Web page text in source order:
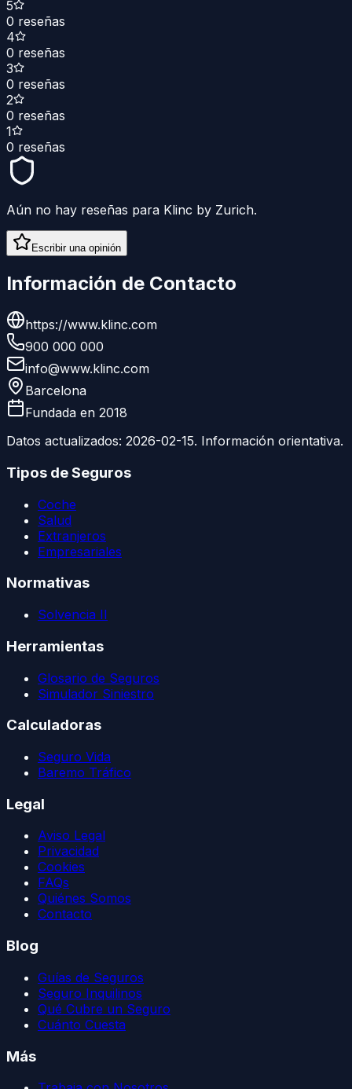
5
0 reseñas
4
0 reseñas
3
0 reseñas
2
0 reseñas
1
0 reseñas
Aún no hay reseñas para Klinc by Zurich.
Escribir una opinión
Información de Contacto
https://www.klinc.com
900 000 000
info@www.klinc.com
Barcelona
Fundada en 2018
Datos actualizados: 2026-02-15. Información orientativa.
Tipos de Seguros
Coche
Salud
Extranjeros
Empresariales
Normativas
Solvencia II
Herramientas
Glosario de Seguros
Simulador Siniestro
Calculadoras
Seguro Vida
Baremo Tráfico
Legal
Aviso Legal
Privacidad
Cookies
FAQs
Quiénes Somos
Contacto
Blog
Guías de Seguros
Seguro Inquilinos
Qué Cubre un Seguro
Cuánto Cuesta
Más